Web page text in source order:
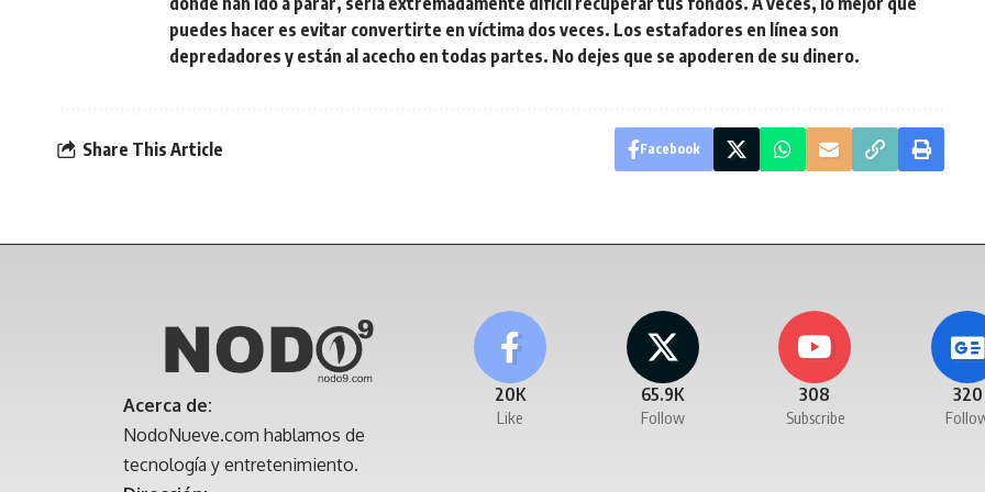
puedes hacer es evitar convertirte en víctima dos veces. Los estafadores en línea son
depredadores y están al acecho en todas partes. No dejes que se apoderen de su dinero.
Share This Article Facebook
Acerca de:
NodoNueve.com hablamos de
tecnología y entretenimiento.
20K
Like
65.9K
Follow
308
Subscribe
320